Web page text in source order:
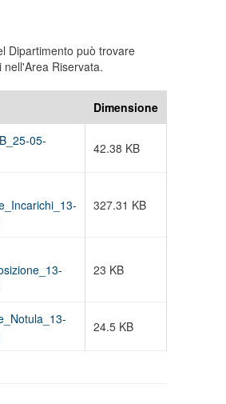
Dipartimento può trovare
nell'Area Riservata.
Dimensione
05-
42.38 KB
327.31 KB
23 KB
24.5 KB